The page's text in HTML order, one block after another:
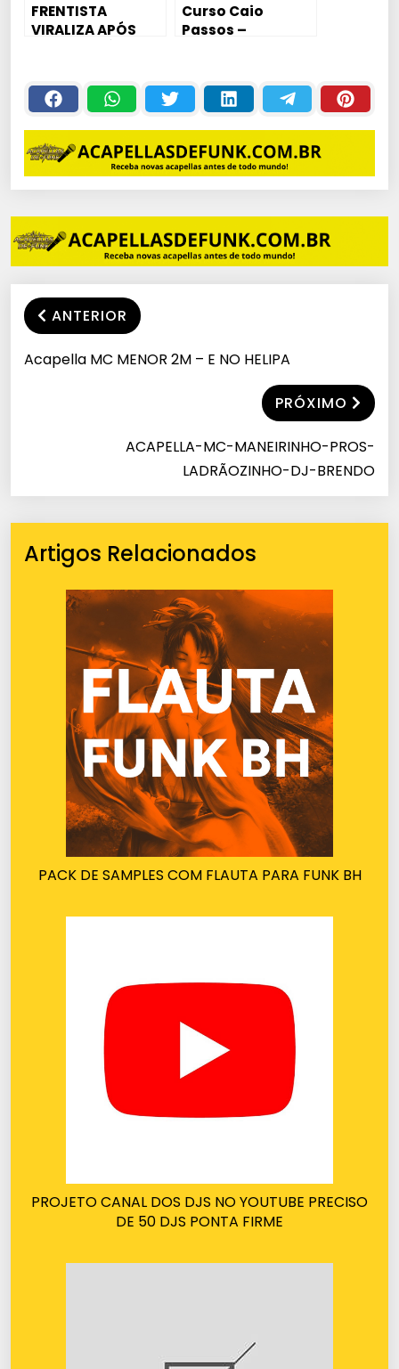
FRENTISTA
VIRALIZA APÓS
USA
Curso Caio
Passos –
ANTERIOR
Acapella MC MENOR 2M – E NO HELIPA
PRÓXIMO
ACAPELLA-MC-MANEIRINHO-PROS-
LADRÃOZINHO-DJ-BRENDO
Artigos Relacionados
PACK DE SAMPLES COM FLAUTA PARA FUNK BH
PROJETO CANAL DOS DJS NO YOUTUBE PRECISO
DE 50 DJS PONTA FIRME